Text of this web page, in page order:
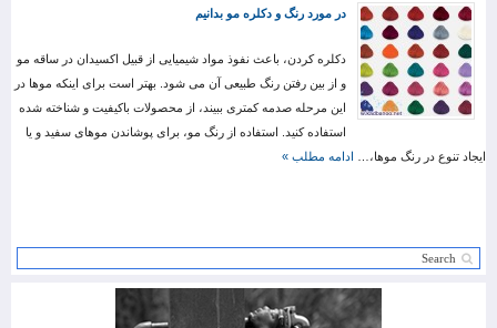
در مورد رنگ و دکلره مو بدانیم
دکلره کردن، باعث نفوذ مواد شیمیایی از قبیل اکسیدان در ساقه مو
و از بین رفتن رنگ طبیعی آن می شود. بهتر است برای اینکه موها در
این مرحله صدمه کمتری ببیند، از محصولات باکیفیت و شناخته شده
استفاده کنید. استفاده از رنگ مو، برای پوشاندن موهای سفید و یا
ایجاد تنوع در رنگ موها،… ادامه مطلب »